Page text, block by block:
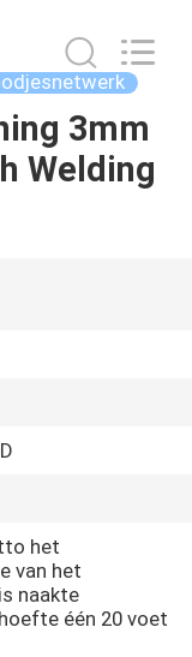
3mm
Welding
het
van het
naakte
één 20 voet